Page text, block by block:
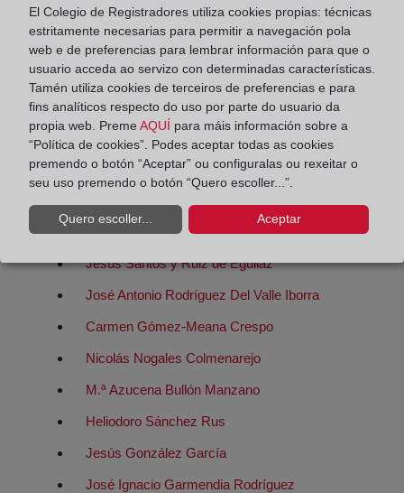
93 508 14 44
barcelona@registromercantil.org
Datos del Registrador:
M.ª Dolores Fernández Ibañez
M.ª Mercedes Barco Vara
José Luis San Roman Ferreiro
Luis De Sanmillán y Farnos
Jesús Santos y Ruiz de Eguilaz
José Antonio Rodríguez Del Valle Iborra
Carmen Gómez-Meana Crespo
Nicolás Nogales Colmenarejo
M.ª Azucena Bullón Manzano
Heliodoro Sánchez Rus
Jesús González García
José Ignacio Garmendia Rodríguez
El Colegio de Registradores utiliza cookies propias: técnicas
estritamente necesarias para permitir a navegación pola
web e de preferencias para lembrar información para que o
usuario acceda ao servizo con determinadas características.
Tamén utiliza cookies de terceiros de preferencias e para
fins analíticos respecto do uso por parte do usuario da
propia web. Preme AQUÍ para máis información sobre a
“Política de cookies”. Podes aceptar todas as cookies
premendo o botón “Aceptar” ou configuralas ou rexeitar o
seu uso premendo o botón “Quero escoller...”.
Quero escoller... Aceptar